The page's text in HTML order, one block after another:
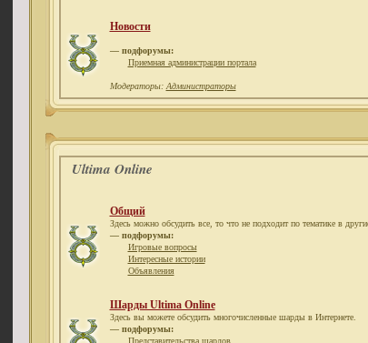
Новости
— подфорумы:
Приемная администрации портала
Модераторы: Администраторы
Ultima Online
Общий
Здесь можно обсудить все, то что не подходит по тематике в
— подфорумы:
Игровые вопросы
Интересные истории
Объявления
Шарды Ultima Online
Здесь вы можете обсудить многочисленные шарды в Интернете.
— подфорумы:
Представительства шардов